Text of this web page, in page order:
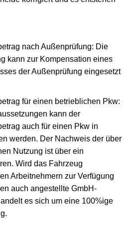
nach Außenprüfung: Die
kann zur Kompensation eines
der Außenprüfung eingesetzt
für einen betrieblichen Pkw:
kann der
auch für einen Pkw in
werden. Der Nachweis der über
Nutzung ist über ein
Wird das Fahrzeug
Arbeitnehmern zur Verfügung
auch angestellte GmbH-
es sich um eine 100%ige